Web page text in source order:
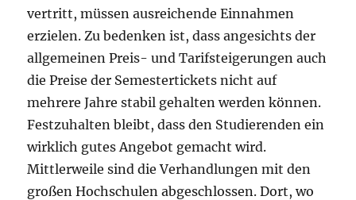
vertritt, müssen ausreichende Einnahmen
erzielen. Zu bedenken ist, dass angesichts der
allgemeinen Preis- und Tarifsteigerungen auch
die Preise der Semestertickets nicht auf
mehrere Jahre stabil gehalten werden können.
Festzuhalten bleibt, dass den Studierenden ein
wirklich gutes Angebot gemacht wird.
Mittlerweile sind die Verhandlungen mit den
großen Hochschulen abgeschlossen. Dort, wo